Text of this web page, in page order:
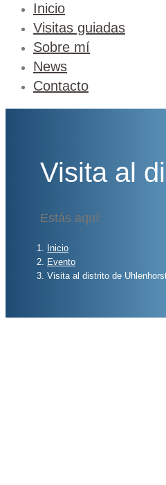
Inicio
Visitas guiadas
Sobre mí
News
Contacto
Visita al
Estás aquí:
Inicio
Evento
Visita al distrito de